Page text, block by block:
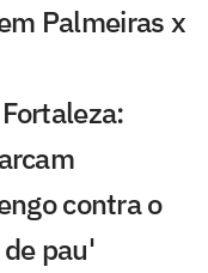
Palmeiras x
contra o
pau'